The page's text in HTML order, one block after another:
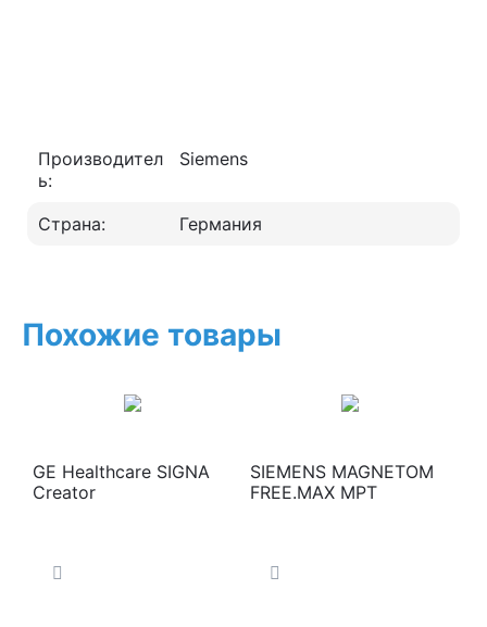
Производител
ь:
Siemens
Страна: Германия
Похожие товары
GE Healthcare SIGNA
Creator
SIEMENS MAGNETOM
FREE.MAX МРТ